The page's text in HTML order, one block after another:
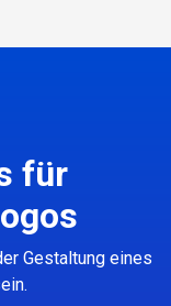
für
Gestaltung eines